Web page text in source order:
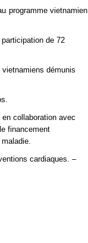
programme vietnamien
de 72
démunis
collaboration avec
financement
cardiaques. –